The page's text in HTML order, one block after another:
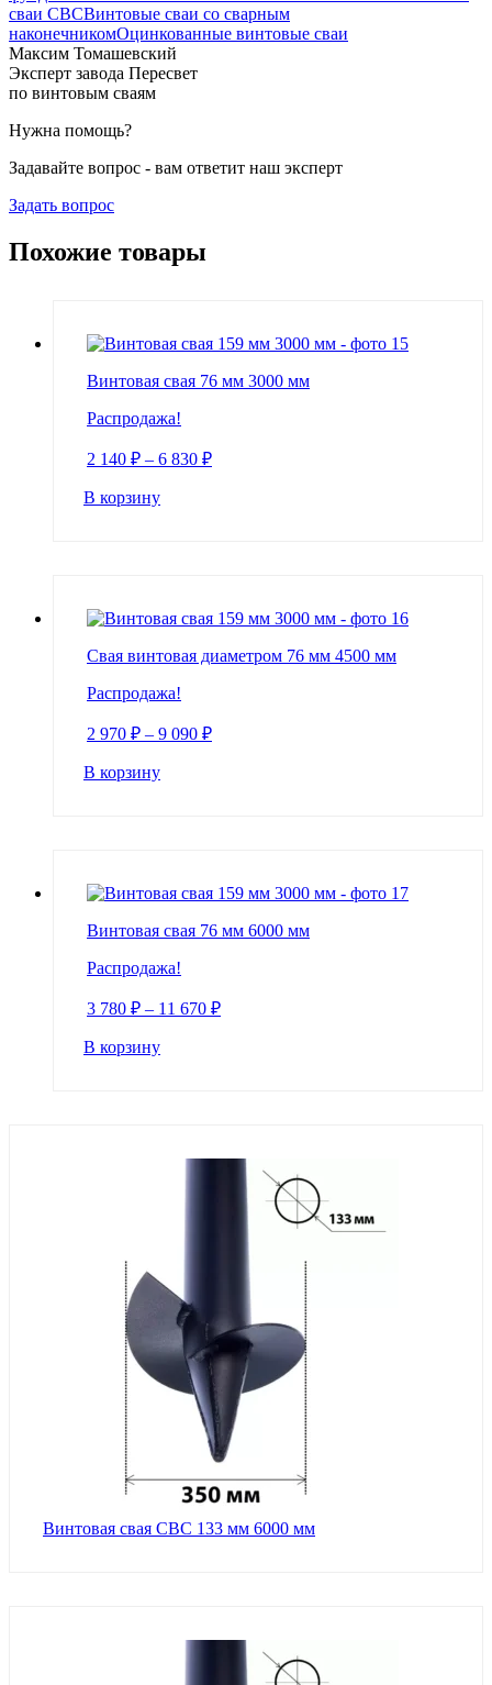
сваи СВСВинтовые сваи со сварным
наконечникомОцинкованные винтовые сваи
Максим Томашевский
Эксперт завода Пересвет
по винтовым сваям
Нужна помощь?
Задавайте вопрос - вам ответит наш эксперт
Задать вопрос
Похожие товары
Винтовая свая 76 мм 3000 мм
Распродажа!
2 140 ₽ – 6 830 ₽
В корзину
Свая винтовая диаметром 76 мм 4500 мм
Распродажа!
2 970 ₽ – 9 090 ₽
В корзину
Винтовая свая 76 мм 6000 мм
Распродажа!
3 780 ₽ – 11 670 ₽
В корзину
Винтовая свая СВС 133 мм 6000 мм